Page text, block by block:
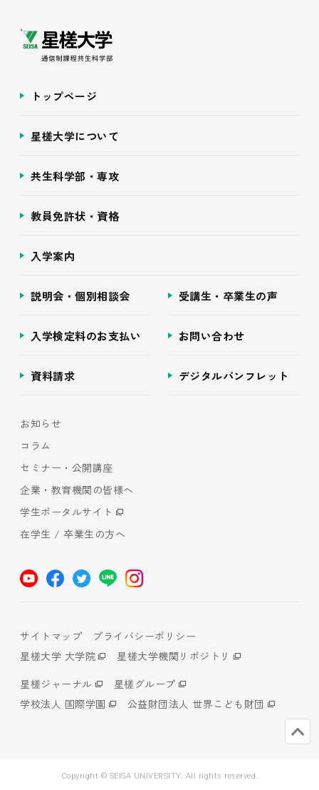
トップページ
星槎大学について
共生科学部・専攻
教員免許状・資格
入学案内
説明会・個別相談会 受講生・卒業生の声
入学検定料のお支払い お問い合わせ
資料請求 デジタルパンフレット
お知らせ
コラム
セミナー・公開講座
企業・教育機関の皆様へ
学生ポータルサイト
在学生 / 卒業生の方へ
サイトマップ
プライバシーポリシー
星槎大学 大学院
星槎大学機関リポジトリ
星槎ジャーナル
星槎グループ
学校法人 国際学園
公益財団法人 世界こども財団
Copyright © SEISA UNIVERSITY. All rights reserved.